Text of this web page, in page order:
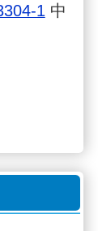
1 中